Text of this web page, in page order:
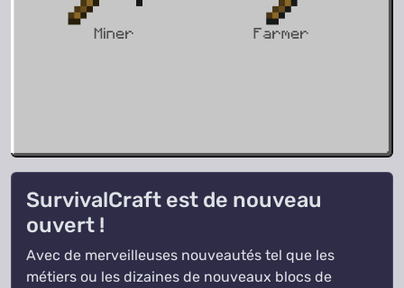
SurvivalCraft est de nouveau
ouvert !
Avec de merveilleuses nouveautés tel que les
métiers ou les dizaines de nouveaux blocs de